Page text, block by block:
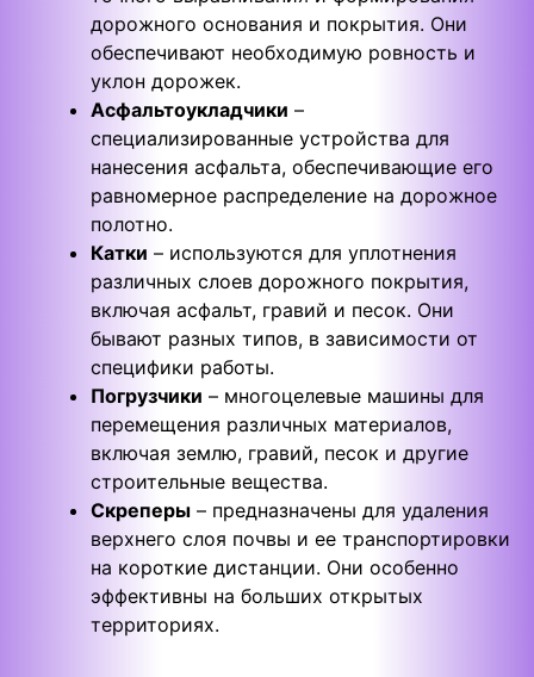
дорожного основания и покрытия. Они
обеспечивают необходимую ровность и
уклон дорожек.
Асфальтоукладчики –
специализированные устройства для
нанесения асфальта, обеспечивающие его
равномерное распределение на дорожное
полотно.
Катки – используются для уплотнения
различных слоев дорожного покрытия,
включая асфальт, гравий и песок. Они
бывают разных типов, в зависимости от
специфики работы.
Погрузчики – многоцелевые машины для
перемещения различных материалов,
включая землю, гравий, песок и другие
строительные вещества.
Скреперы – предназначены для удаления
верхнего слоя почвы и ее транспортировки
на короткие дистанции. Они особенно
эффективны на больших открытых
территориях.